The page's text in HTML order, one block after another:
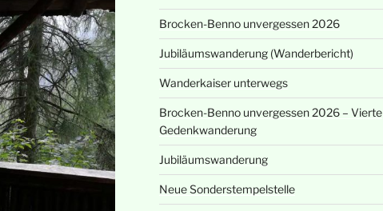
Brocken-Benno unvergessen 2026
Jubiläumswanderung (Wanderbericht)
Wanderkaiser unterwegs
Brocken-Benno unvergessen 2026 – Vierte
Gedenkwanderung
Jubiläumswanderung
Neue Sonderstempelstelle